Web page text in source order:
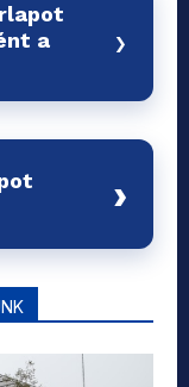
a
›
›